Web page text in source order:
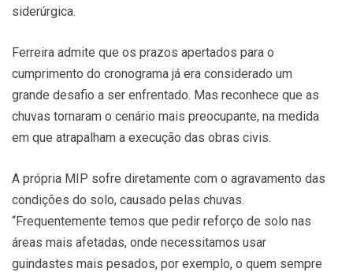
siderúrgica.
Ferreira admite que os prazos apertados para o
cumprimento do cronograma já era considerado um
grande desafio a ser enfrentado. Mas reconhece que as
chuvas tornaram o cenário mais preocupante, na medida
em que atrapalham a execução das obras civis.
A própria MIP sofre diretamente com o agravamento das
condições do solo, causado pelas chuvas.
“Frequentemente temos que pedir reforço de solo nas
áreas mais afetadas, onde necessitamos usar
guindastes mais pesados, por exemplo, o quem sempre